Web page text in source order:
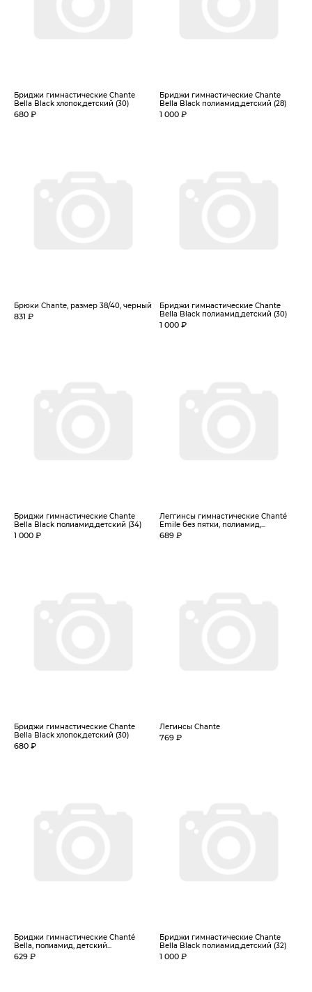
Бриджи гимнастические Chante
Bella Black хлопок,детский (30)
680 ₽
Бриджи гимнастические Chante
Bella Black полиамид,детский (28)
1 000 ₽
Брюки Chante, размер 38/40, черный
831 ₽
Бриджи гимнастические Chante
Bella Black полиамид,детский (30)
1 000 ₽
Бриджи гимнастические Chante
Bella Black полиамид,детский (34)
1 000 ₽
Леггинсы гимнастические Chanté
Emile без пятки, полиамид,...
689 ₽
Бриджи гимнастические Chante
Bella Black хлопок,детский (30)
680 ₽
Легинсы Chante
769 ₽
Бриджи гимнастические Chanté
Bella, полиамид, детский...
629 ₽
Бриджи гимнастические Chante
Bella Black полиамид,детский (32)
1 000 ₽